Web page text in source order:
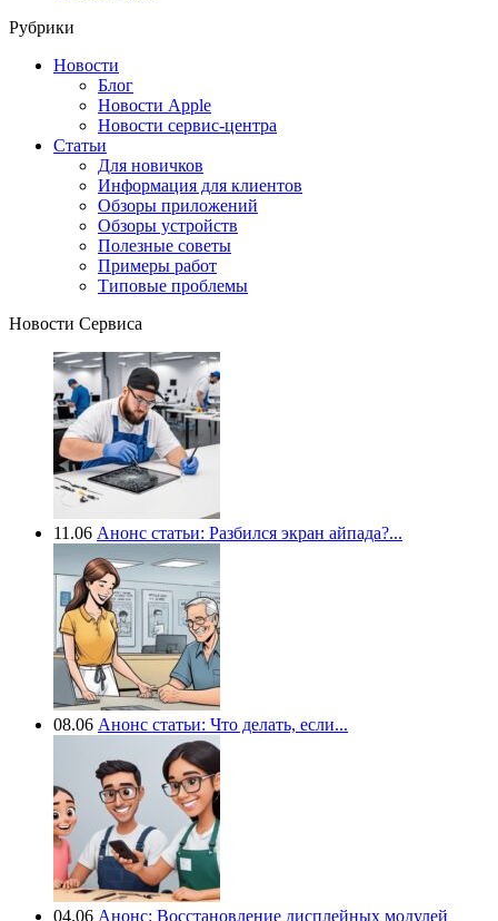
Рубрики
Новости
Блог
Новости Apple
Новости сервис-центра
Статьи
Для новичков
Информация для клиентов
Обзоры приложений
Обзоры устройств
Полезные советы
Примеры работ
Типовые проблемы
Новости Сервиса
11.06 Анонс статьи: Разбился экран айпада?...
08.06 Анонс статьи: Что делать, если...
04.06 Анонс: Восстановление дисплейных модулей